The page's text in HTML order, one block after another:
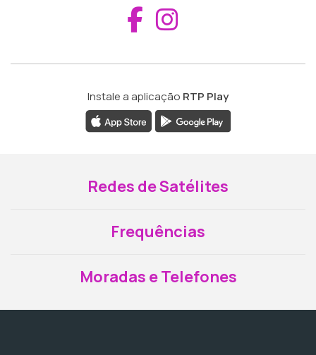
Aceder ao
Instale a aplicação RTP Play
Redes de Satélites
Frequências
Moradas e Telefones